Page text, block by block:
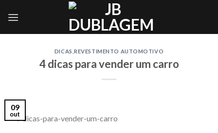
DICAS ,REVESTIMENTO AUTOMOTIVO
4 dicas para vender um carro
09
out